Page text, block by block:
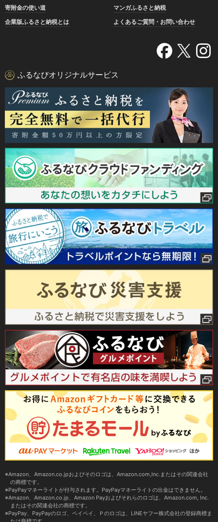
寄附金の使い道
マンガふるさと納税
企業版ふるさと納税とは
よくあるご質問・お問い合わせ
ふるなびオリジナルサービス
Amazon、Amazon.co.jpおよびそのロゴは、Amazon.com,Inc.またはその関連会社
の商標です。
PayPayマネーライトが付与されます。PayPayマネーライトの出金はできません。
Amazon、Amazon.co.jp、Amazon Payおよびそれらのロゴは、Amazon.com, Inc.
またはその関連会社の商標です。
PayPay、PayPayのロゴ、ペイペイ、Ｐのロゴは、LINEヤフー株式会社の登録商標ま